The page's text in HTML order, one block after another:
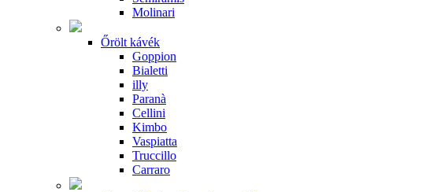
Molinari
Őrölt kávék
Goppion
Bialetti
illy
Paranà
Cellini
Kimbo
Vaspiatta
Truccillo
Carraro